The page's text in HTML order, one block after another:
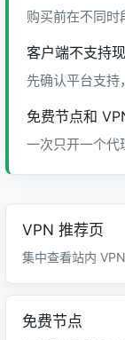
购买前在不同时
客户端不支持
先确认平台支持
免费节点和
一次只开一个代
VPN 推荐页
集中查看站内
免费节点